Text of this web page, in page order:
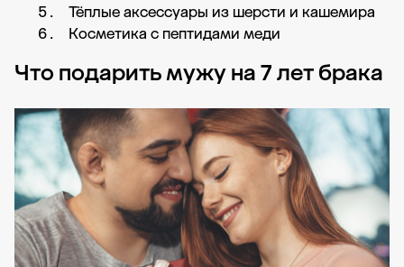
Тёплые аксессуары из шерсти и кашемира
Косметика с пептидами меди
Что подарить мужу на 7 лет брака